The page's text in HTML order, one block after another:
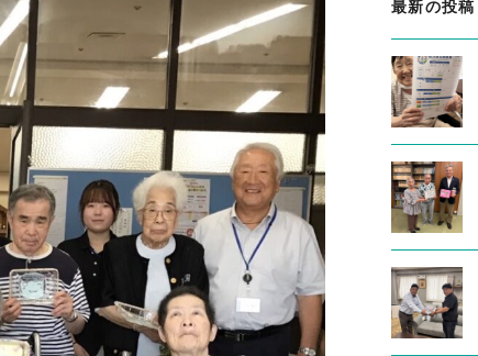
最新の投稿